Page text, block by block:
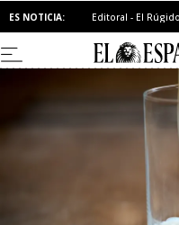
ES NOTICIA: Editoral - El Rúgido